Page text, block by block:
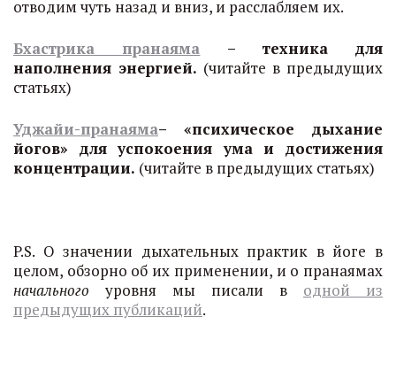
отводим чуть назад и вниз, и расслабляем их.
Бхастрика пранаяма – техника для
наполнения энергией. (читайте в предыдущих
статьях)
Уджайи-пранаяма– «психическое дыхание
йогов» для успокоения ума и достижения
концентрации. (читайте в предыдущих статьях)
P.S. О значении дыхательных практик в йоге в
целом, обзорно об их применении, и о пранаямах
начального уровня мы писали в одной из
предыдущих публикаций.